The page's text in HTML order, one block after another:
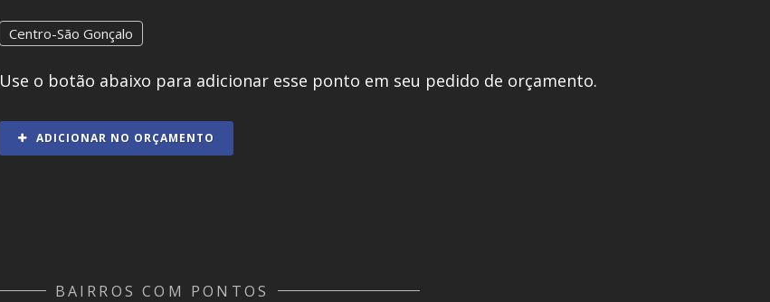
Centro-São Gonçalo
Use o botão abaixo para adicionar esse ponto em seu pedido de orçamento.
ADICIONAR NO ORÇAMENTO
BAIRROS COM PONTOS